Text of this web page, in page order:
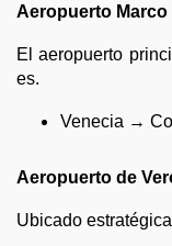
Aeropuerto Marco
El aeropuerto
es.
Venecia →
Aeropuerto de
Ubicado